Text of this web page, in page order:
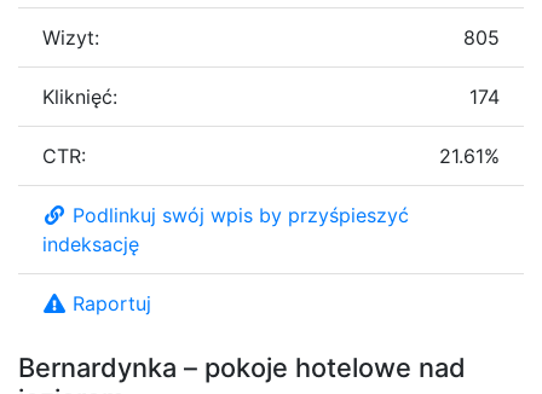
Bernardynka – pokoje hotelowe nad
Wizyt: 805
Kliknięć: 174
CTR: 21.61%
Podlinkuj swój wpis by przyśpieszyć
indeksację
Raportuj